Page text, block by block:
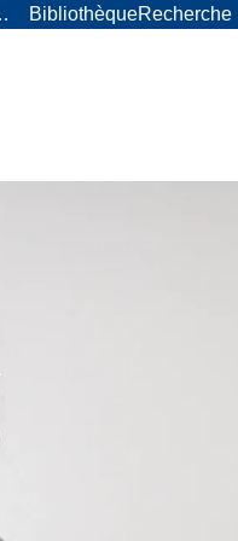
BibliothèqueRecherche